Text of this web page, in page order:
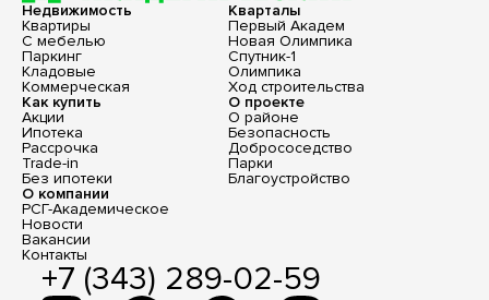
Недвижимость
Квартиры
С мебелью
Паркинг
Кладовые
Коммерческая
Кварталы
Первый Академ
Новая Олимпика
Спутник-1
Олимпика
Ход строительства
Как купить
Акции
Ипотека
Рассрочка
Trade-in
Без ипотеки
О проекте
О районе
Безопасность
Добрососедство
Парки
Благоустройство
О компании
РСГ-Академическое
Новости
Вакансии
Контакты
+7 (343) 289-02-59